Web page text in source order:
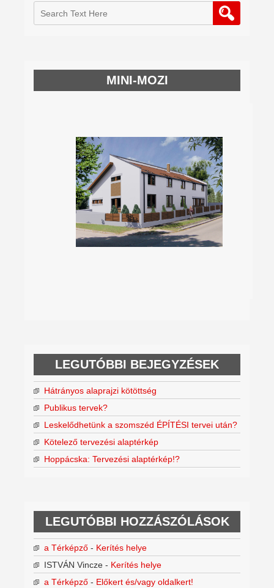
MINI-MOZI
LEGUTÓBBI BEJEGYZÉSEK
Hátrányos alaprajzi kötöttség
Publikus tervek?
Leskelődhetünk a szomszéd ÉPÍTÉSI tervei után?
Kötelező tervezési alaptérkép
Hoppácska: Tervezési alaptérkép!?
LEGUTÓBBI HOZZÁSZÓLÁSOK
a Térképző - Kerítés helye
ISTVÁN Vincze - Kerítés helye
a Térképző - Előkert és/vagy oldalkert!